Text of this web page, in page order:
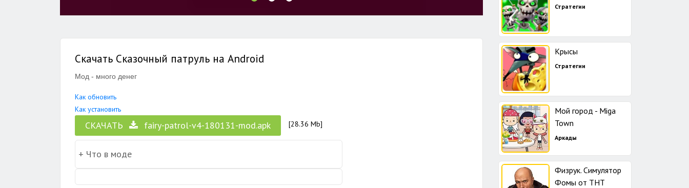
Скачать Сказочный патруль на Android
Мод - много денег
Как обновить
Как установить
СКАЧАТЬ fairy-patrol-v4-180131-mod.apk [28.36 Mb]
Стратегии
Крысы
Стратегии
Мой город - Miga
Town
Аркады
Физрук. Симулятор
Фомы от ТНТ